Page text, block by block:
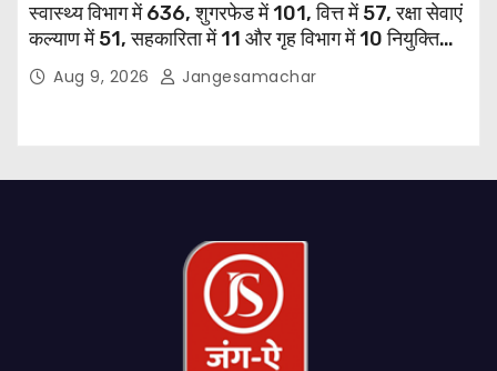
स्वास्थ्य विभाग में 636, शुगरफेड में 101, वित्त में 57, रक्षा सेवाएं
कल्याण में 51, सहकारिता में 11 और गृह विभाग में 10 नियुक्तियां
हुईं: मुख्यमंत्री भगवंत सिंह मान
Aug 9, 2026 Jangesamachar